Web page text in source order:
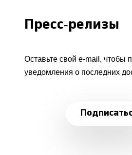
Пресс-релизы
Оставьте свой e-mail, чтобы
уведомления о последних